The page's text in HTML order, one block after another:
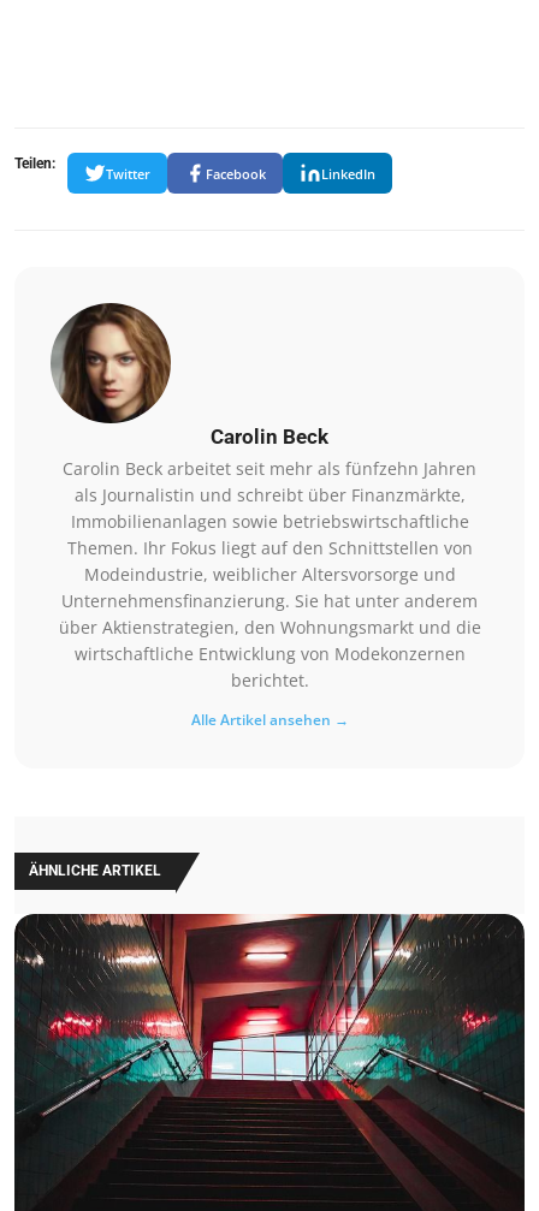
Teilen:
Twitter Facebook LinkedIn
Carolin Beck
Carolin Beck arbeitet seit mehr als fünfzehn Jahren
als Journalistin und schreibt über Finanzmärkte,
Immobilienanlagen sowie betriebswirtschaftliche
Themen. Ihr Fokus liegt auf den Schnittstellen von
Modeindustrie, weiblicher Altersvorsorge und
Unternehmensfinanzierung. Sie hat unter anderem
über Aktienstrategien, den Wohnungsmarkt und die
wirtschaftliche Entwicklung von Modekonzernen
berichtet.
Alle Artikel ansehen →
ÄHNLICHE ARTIKEL